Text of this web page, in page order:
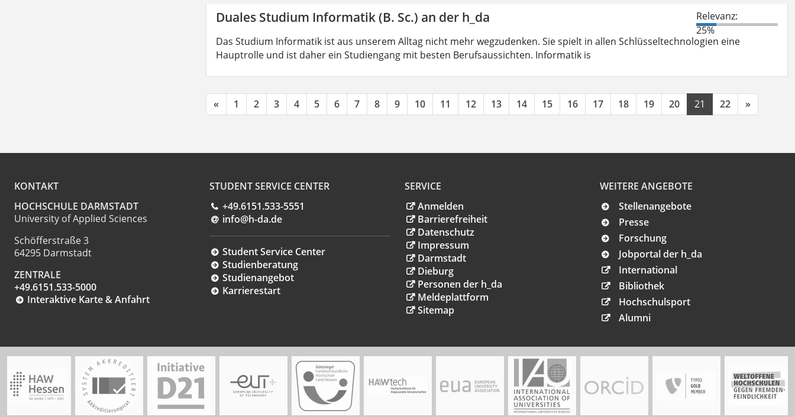
Duales Studium Informatik (B. Sc.) an der h_da
Relevanz:
25%
Das Studium Informatik ist aus unserem Alltag nicht mehr wegzudenken. Sie spielt in allen Schlüsseltechnologien eine
Hauptrolle und ist daher ein Studiengang mit besten Berufsaussichten. Informatik is
« 1 2 3 4 5 6 7 8 9 10 11 12 13 14 15 16 17 18 19 20 21 22 »
KONTAKT
HOCHSCHULE DARMSTADT
University of Applied Sciences
Schöfferstraße 3
64295 Darmstadt
ZENTRALE
+49.6151.533-5000
Interaktive Karte & Anfahrt
STUDENT SERVICE CENTER
+49.6151.533-5551
info@h-da.de
Student Service Center
Studienberatung
Studienangebot
Karrierestart
SERVICE
Anmelden
Barrierefreiheit
Datenschutz
Impressum
Darmstadt
Dieburg
Personen der h_da
Meldeplattform
Sitemap
WEITERE ANGEBOTE
Stellenangebote
Presse
Forschung
Jobportal der h_da
International
Bibliothek
Hochschulsport
Alumni